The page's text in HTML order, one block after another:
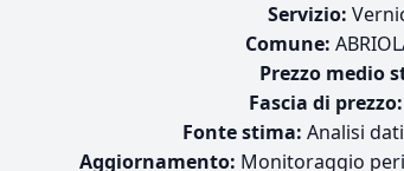
Servizio:
Comune:
Prezzo medio
Fascia di prezzo:
Fonte stima: Analisi
Aggiornamento: Monitoraggio